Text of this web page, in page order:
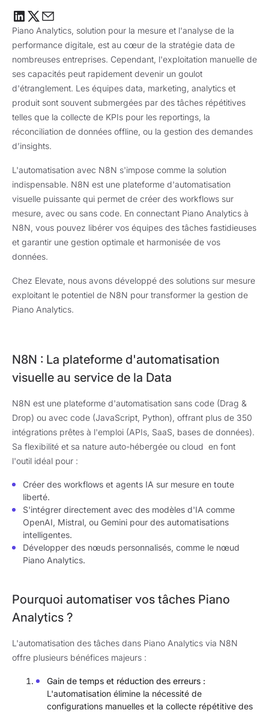
Piano Analytics, solution pour la mesure et l'analyse de la
performance digitale, est au cœur de la stratégie data de
nombreuses entreprises. Cependant, l'exploitation manuelle de
ses capacités peut rapidement devenir un goulot
d'étranglement. Les équipes data, marketing, analytics et
produit sont souvent submergées par des tâches répétitives
telles que la collecte de KPIs pour les reportings, la
réconciliation de données offline, ou la gestion des demandes
d’insights.
L'automatisation avec N8N s'impose comme la solution
indispensable. N8N est une plateforme d'automatisation
visuelle puissante qui permet de créer des workflows sur
mesure, avec ou sans code. En connectant Piano Analytics à
N8N, vous pouvez libérer vos équipes des tâches fastidieuses
et garantir une gestion optimale et harmonisée de vos
données.
Chez Elevate, nous avons développé des solutions sur mesure
exploitant le potentiel de N8N pour transformer la gestion de
Piano Analytics.
N8N : La plateforme d'automatisation
visuelle au service de la Data
N8N est une plateforme d'automatisation sans code (Drag &
Drop) ou avec code (JavaScript, Python), offrant plus de 350
intégrations prêtes à l'emploi (APIs, SaaS, bases de données).
Sa flexibilité et sa nature auto-hébergée ou cloud en font
l'outil idéal pour :
Créer des workflows et agents IA sur mesure en toute
liberté.
S'intégrer directement avec des modèles d'IA comme
OpenAI, Mistral, ou Gemini pour des automatisations
intelligentes.
Développer des nœuds personnalisés, comme le nœud
Piano Analytics.
Pourquoi automatiser vos tâches Piano
Analytics ?
L'automatisation des tâches dans Piano Analytics via N8N
offre plusieurs bénéfices majeurs :
Gain de temps et réduction des erreurs :
L'automatisation élimine la nécessité de
configurations manuelles et la collecte répétitive des